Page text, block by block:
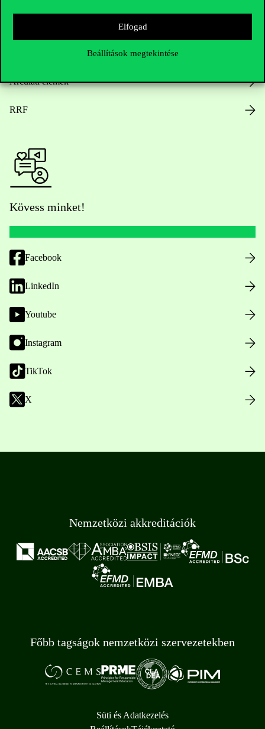
Elfogad
Beállítások megtekintése
Arculati elemek
RRF
Kövess minket!
Facebook
LinkedIn
Youtube
Instagram
TikTok
X
Nemzetközi akkreditációk
Főbb tagságok nemzetközi szervezetekben
Süti és Adatkezelés